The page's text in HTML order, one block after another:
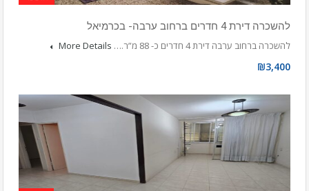
להשכרה דירת 4 חדרים ברחוב ערבה- בכרמיאל
להשכרה ברחוב ערבה דירת 4 חדרים כ- 88 מ”ר.…
More Details
₪3,400